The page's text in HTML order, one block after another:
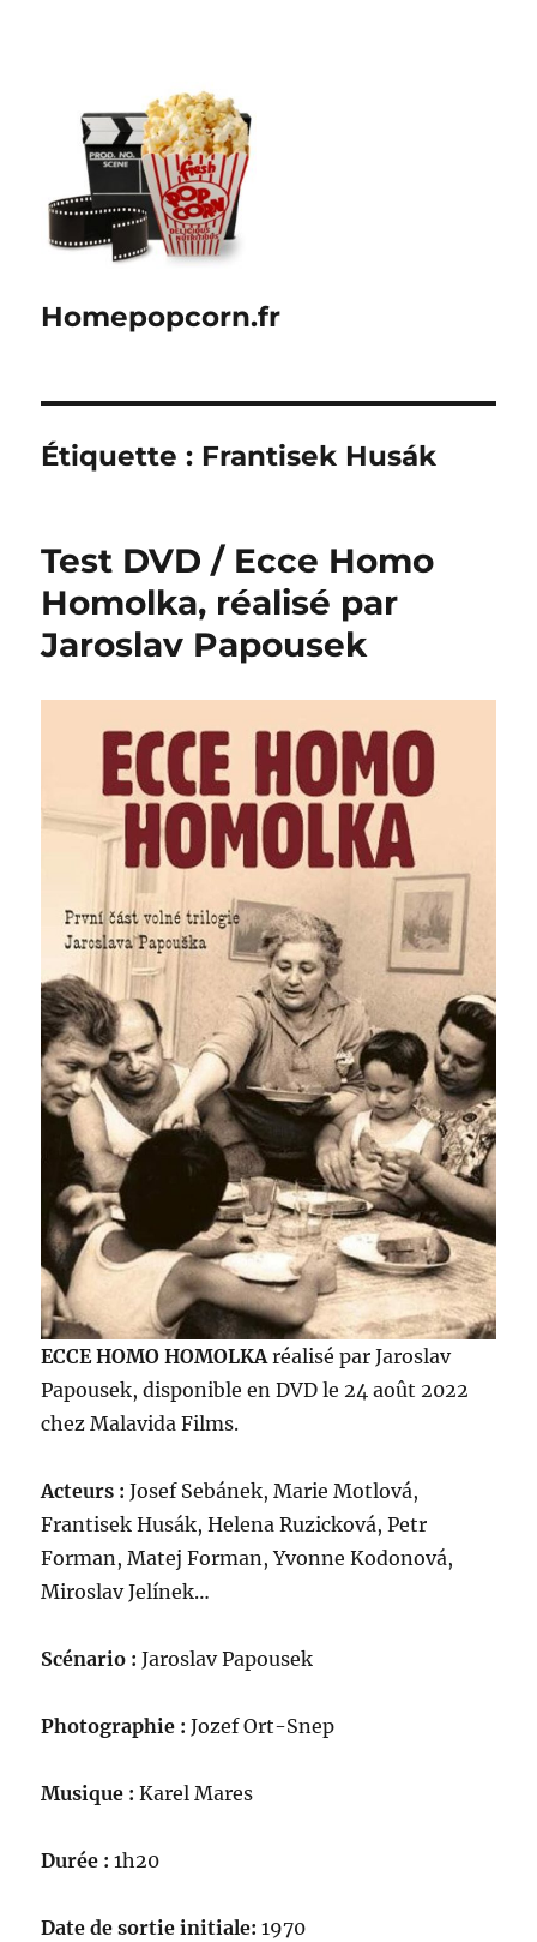
Homepopcorn.fr
Étiquette : Frantisek Husák
Test DVD / Ecce Homo
Homolka, réalisé par
Jaroslav Papousek
ECCE HOMO HOMOLKAréalisé par Jaroslav
Papousek, disponible en DVD le 24 août 2022
chez Malavida Films.
Acteurs : Josef Sebánek, Marie Motlová,
Frantisek Husák, Helena Ruzicková, Petr
Forman, Matej Forman, Yvonne Kodonová,
Miroslav Jelínek…
Scénario : Jaroslav Papousek
Photographie : Jozef Ort-Snep
Musique :Karel Mares
Durée : 1h20
Date de sortie initiale: 1970